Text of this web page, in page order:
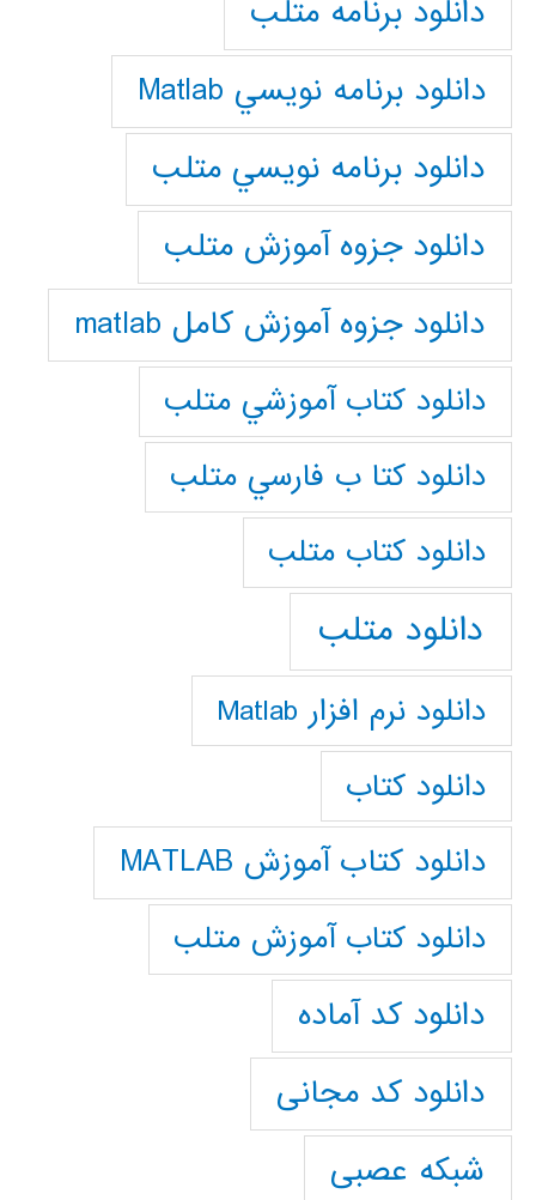
دانلود برنامه متلب
دانلود برنامه نويسي Matlab
دانلود برنامه نويسي متلب
دانلود جزوه آموزش متلب
دانلود جزوه آموزش کامل matlab
دانلود كتاب آموزشي متلب
دانلود كتا ب فارسي متلب
دانلود كتاب متلب
دانلود متلب
دانلود نرم افزار Matlab
دانلود کتاب
دانلود کتاب آموزش MATLAB
دانلود کتاب آموزش متلب
دانلود کد آماده
دانلود کد مجانی
شبکه عصبی